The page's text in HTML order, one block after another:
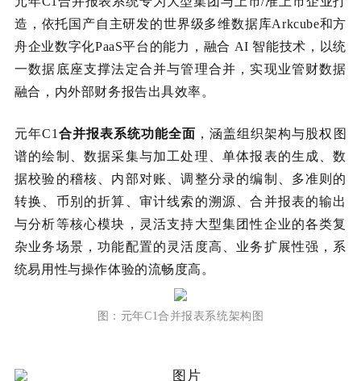
造，依托国产自主研发的世界级多维数据库Arkcube和方
舟企业数字化PaaS平台的能力，融合 AI 智能技术，以统
一数据底座支撑法定合并与管理合并，实现业管财数据
融合，内外部财务报告出具效率。
元年C1 合并报表系统功能全面 ，涵盖组织架构与股权图
谱的绘制、数据采集与加工处理、单体报表的生成、数
据校验的稽核、内部对账、调整分录的编制、多准则的
转换、币别的折算、审计线索的溯源、合并报表的输出
与分析等核心模块，灵活支持大型集团性企业的各类复
杂业务场景，功能配置的灵活度高、业务扩展性强，系
统易用性与操作体验的流畅度高。
图： 元年C1合并报表系统架构图